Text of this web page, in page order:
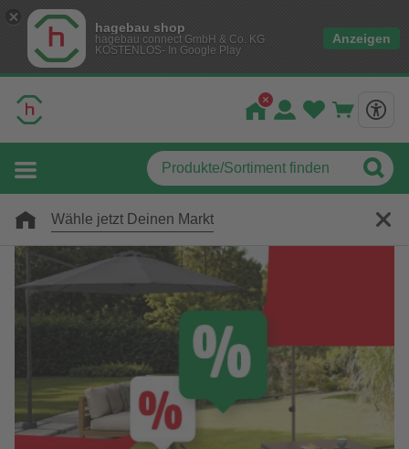
hagebau shop
hagebau connect GmbH & Co. KG
KOSTENLOS- In Google Play
Anzeigen
Wähle jetzt Deinen Markt